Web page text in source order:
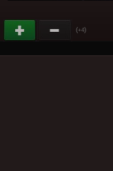
(+4)